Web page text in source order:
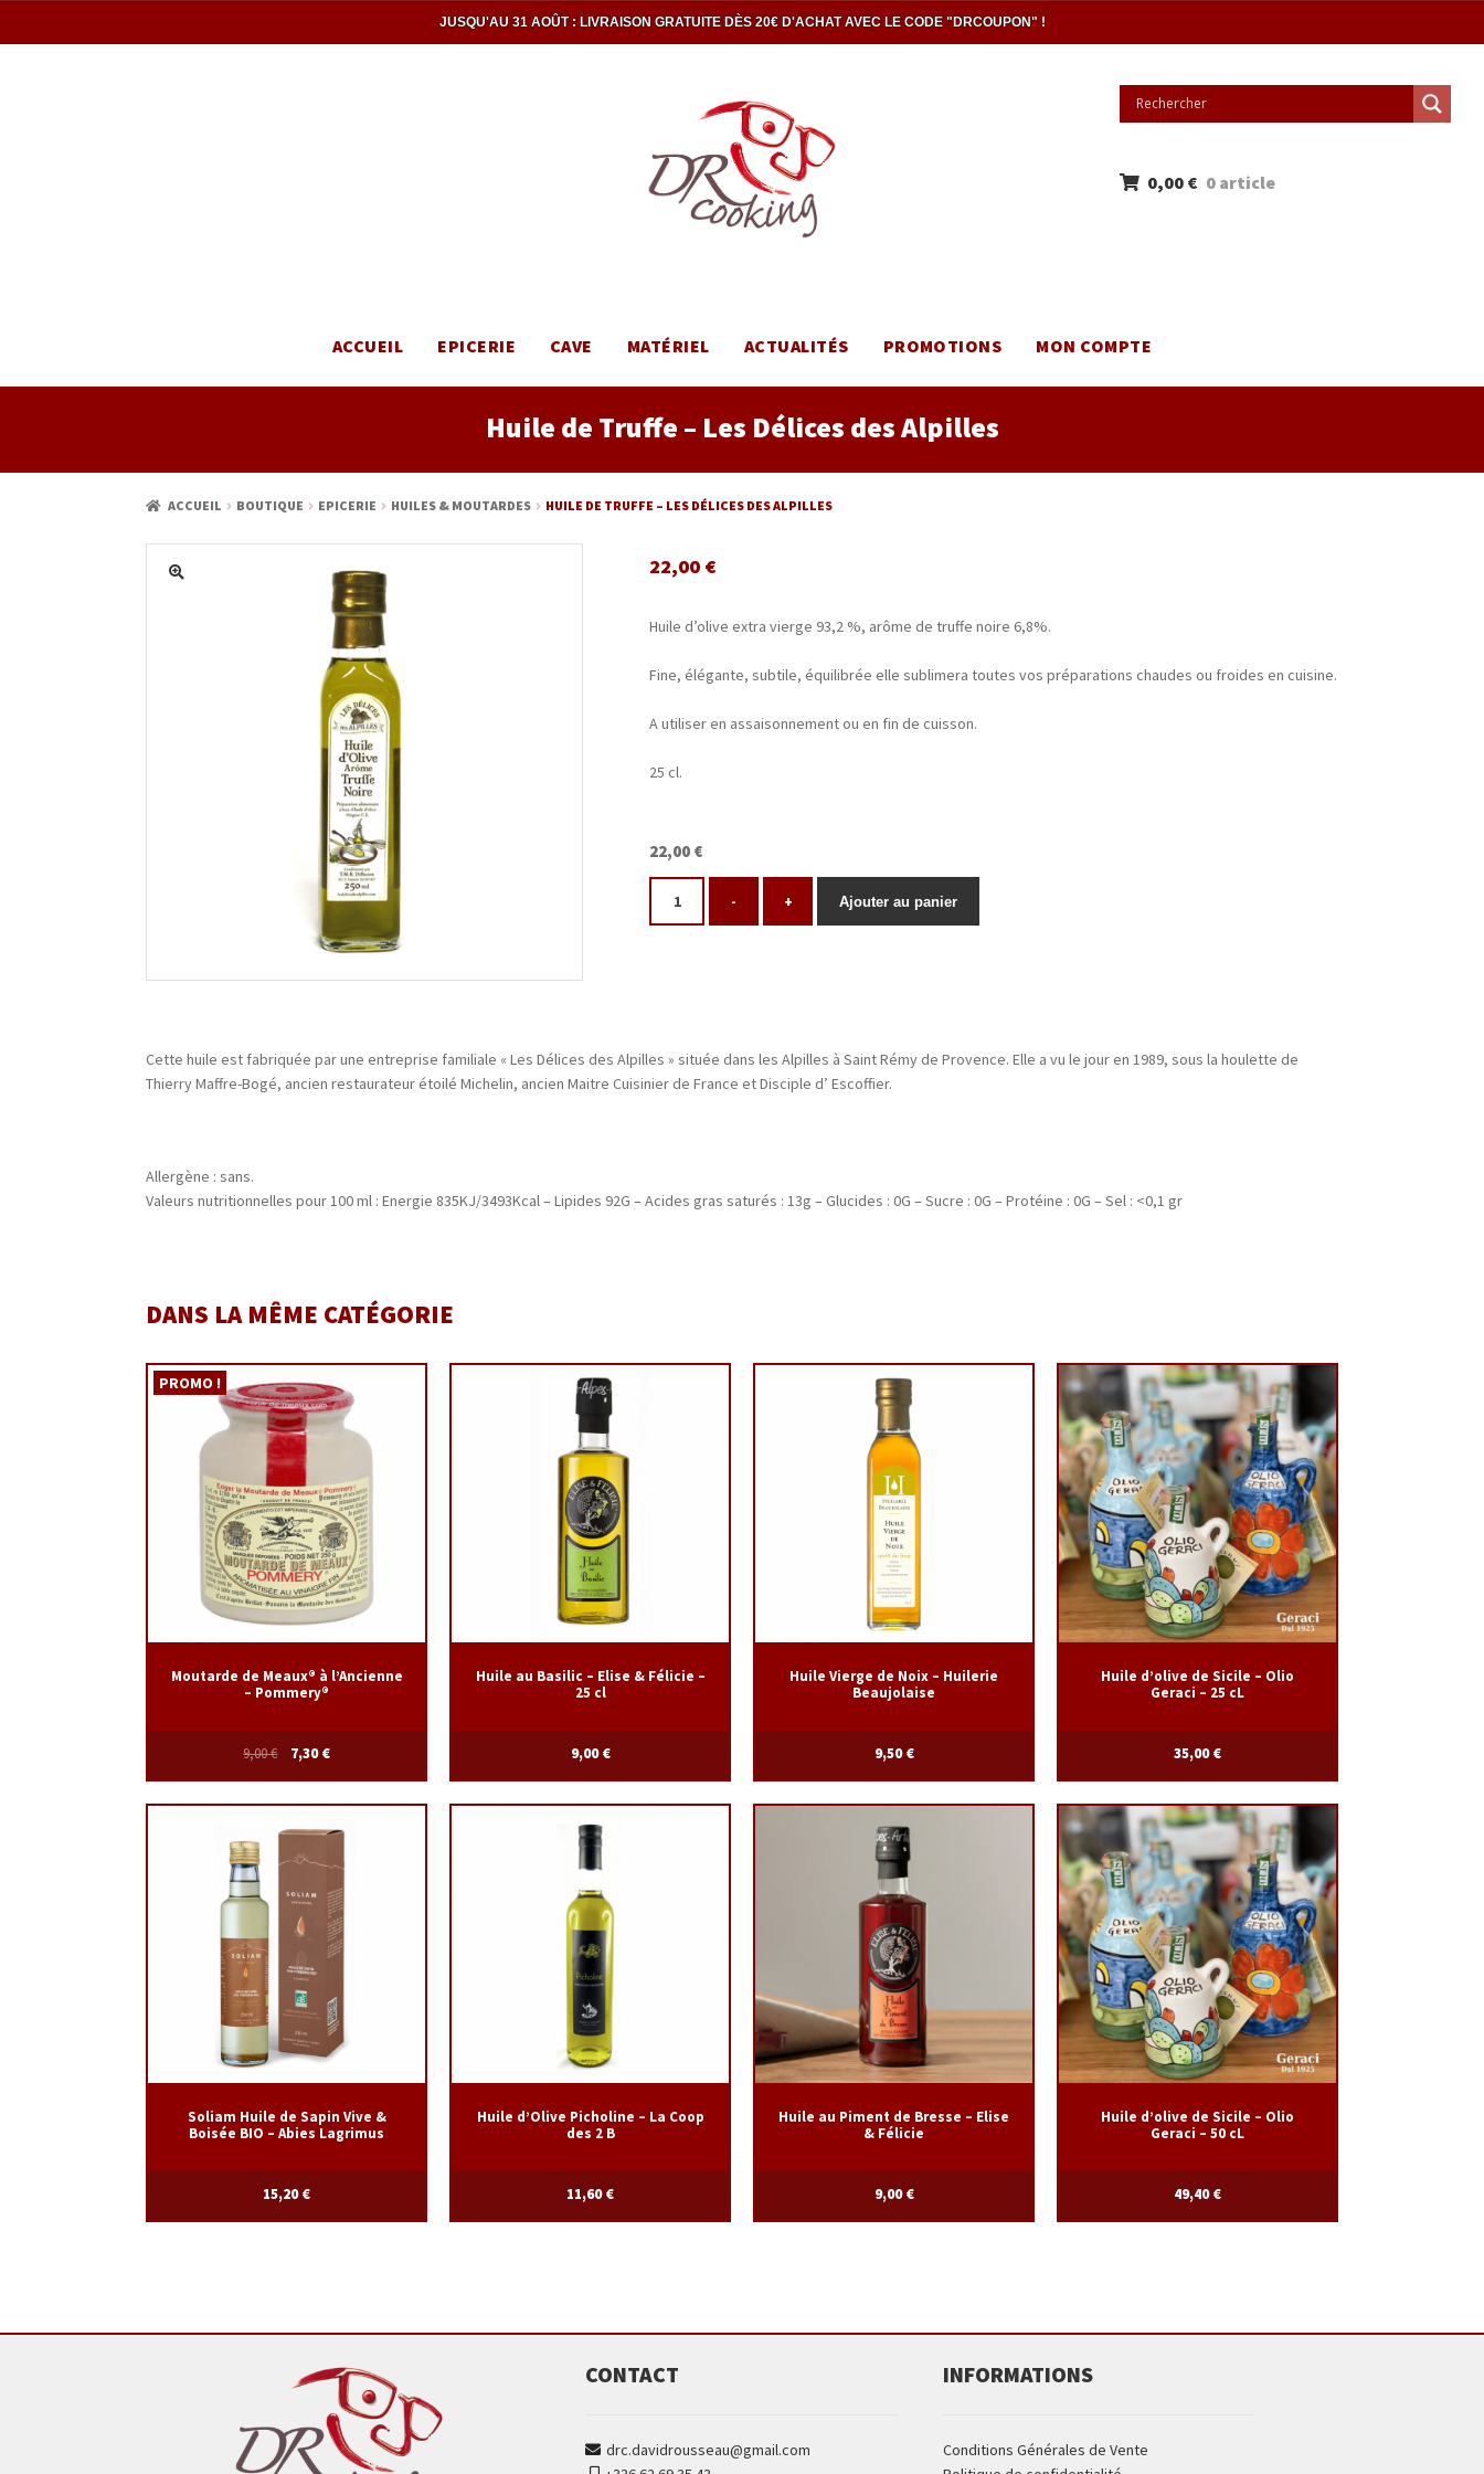
JUSQU'AU 31 AOÛT : LIVRAISON GRATUITE DÈS 20€ D'ACHAT AVEC LE CODE "DRCOUPON" !
ACCUEIL EPICERIE CAVE MATÉRIEL ACTUALITÉS PROMOTIONS MON COMPTE
0,00 € 0 article
Huile de Truffe – Les Délices des Alpilles
ACCUEIL BOUTIQUE EPICERIE HUILES & MOUTARDES HUILE DE TRUFFE – LES DÉLICES DES ALPILLES
22,00 €
Huile d’olive extra vierge 93,2 %, arôme de truffe noire 6,8%.
Fine, élégante, subtile, équilibrée elle sublimera toutes vos préparations chaudes ou froides en cuisine.
A utiliser en assaisonnement ou en fin de cuisson.
25 cl.
22,00 €
- + Ajouter au panier
Cette huile est fabriquée par une entreprise familiale « Les Délices des Alpilles » située dans les Alpilles à Saint Rémy de Provence. Elle a vu le jour en 1989, sous la houlette de
Thierry Maffre-Bogé, ancien restaurateur étoilé Michelin, ancien Maitre Cuisinier de France et Disciple d’ Escoffier.
Allergène : sans.
Valeurs nutritionnelles pour 100 ml : Energie 835KJ/3493Kcal – Lipides 92G – Acides gras saturés : 13g – Glucides : 0G – Sucre : 0G – Protéine : 0G – Sel : <0,1 gr
DANS LA MÊME CATÉGORIE
Moutarde de Meaux® à l’Ancienne
– Pommery®
PROMO !
9,00€ 7,30€
Huile au Basilic – Elise & Félicie –
25 cl
9,00€
Huile Vierge de Noix – Huilerie
Beaujolaise
9,50€
Huile d’olive de Sicile – Olio
Geraci – 25 cL
35,00€
Soliam Huile de Sapin Vive &
Boisée BIO – Abies Lagrimus
15,20€
Huile d’Olive Picholine – La Coop
des 2 B
11,60€
Huile au Piment de Bresse – Elise
& Félicie
9,00€
Huile d’olive de Sicile – Olio
Geraci – 50 cL
49,40€
CONTACT
drc.davidrousseau@gmail.com
INFORMATIONS
Conditions Générales de Vente